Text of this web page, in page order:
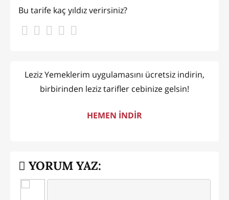
Bu tarife kaç yıldız verirsiniz?
Leziz Yemeklerim uygulamasını ücretsiz indirin,
birbirinden leziz tarifler cebinize gelsin!
HEMEN İNDİR
YORUM YAZ: